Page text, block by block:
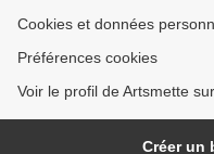
Cookies et données
Préférences cookies
Voir le profil de Artsmette
Créer un